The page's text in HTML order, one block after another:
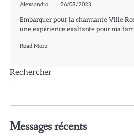
Alexsandro 26/08/2023
Embarquer pour la charmante Ville
une expérience exaltante pour ma
Read More
Rechercher
Messages récents